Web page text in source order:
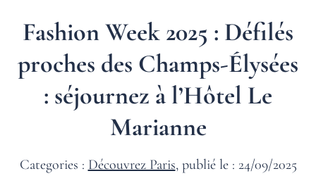
Fashion Week 2025 : Défilés
proches des Champs-Élysées
: séjournez à l’Hôtel Le
Marianne
Categories : Découvrez Paris, publié le : 24/09/2025